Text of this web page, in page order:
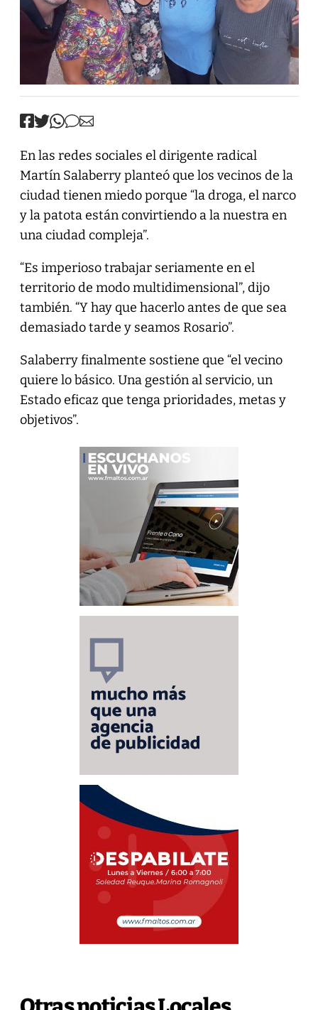
En las redes sociales el dirigente radical
Martín Salaberry planteó que los vecinos de la
ciudad tienen miedo porque “la droga, el narco
y la patota están convirtiendo a la nuestra en
una ciudad compleja”.
“Es imperioso trabajar seriamente en el
territorio de modo multidimensional”, dijo
también. “Y hay que hacerlo antes de que sea
demasiado tarde y seamos Rosario”.
Salaberry finalmente sostiene que “el vecino
quiere lo básico. Una gestión al servicio, un
Estado eficaz que tenga prioridades, metas y
objetivos”.